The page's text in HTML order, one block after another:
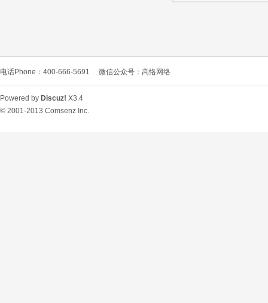
电话Phone：400-666-5691 微信公众号：高恪网络
Powered by Discuz! X3.4
© 2001-2013 Comsenz Inc.